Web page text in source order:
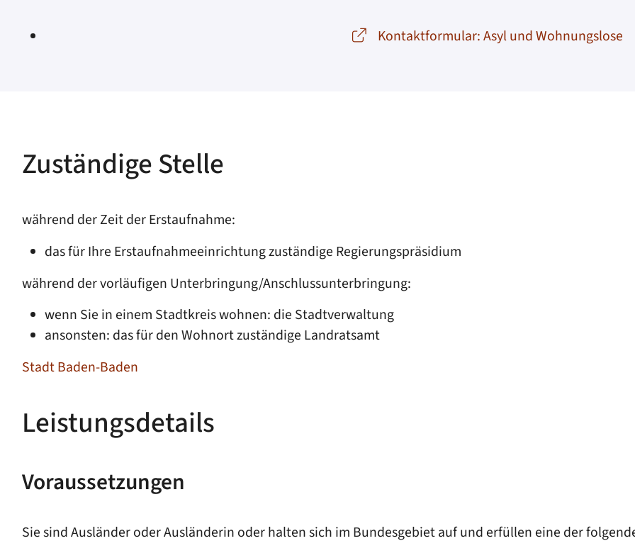
Kontaktformular: Asyl und Wohnungslose
Zuständige Stelle
während der Zeit der Erstaufnahme:
das für Ihre Erstaufnahmeeinrichtung zuständige Regierungspräsidium
während der vorläufigen Unterbringung/Anschlussunterbringung:
wenn Sie in einem Stadtkreis wohnen: die Stadtverwaltung
ansonsten: das für den Wohnort zuständige Landratsamt
Stadt Baden-Baden
Leistungsdetails
Voraussetzungen
Sie sind Ausländer oder Ausländerin oder halten sich im Bundesgebiet auf und erfüllen eine der